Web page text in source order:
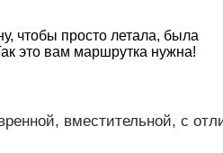
чтобы просто летала, была
это вам маршрутка нужна!
вместительной, с